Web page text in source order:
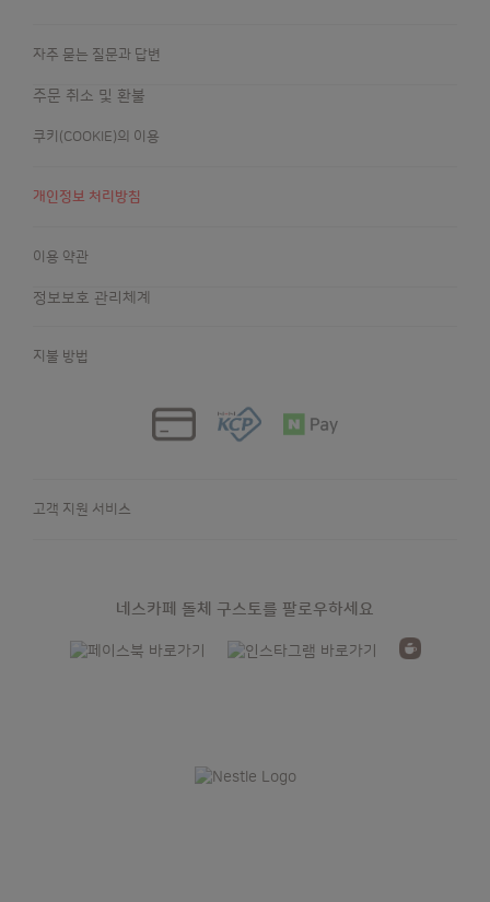
네스카페 돌체 구스토를 팔로우하세요
지불 방법
고객 지원 서비스
자주 묻는 질문과 답변
주문 취소 및 환불
쿠키(COOKIE)의 이용
개인정보 처리방침
이용 약관
정보보호 관리체계